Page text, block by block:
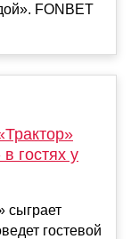
FONBET
гостях у
сыграет
гостевой